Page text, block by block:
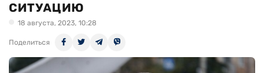
СИТУАЦИЮ
18 августа, 2023, 10:28
Поделиться